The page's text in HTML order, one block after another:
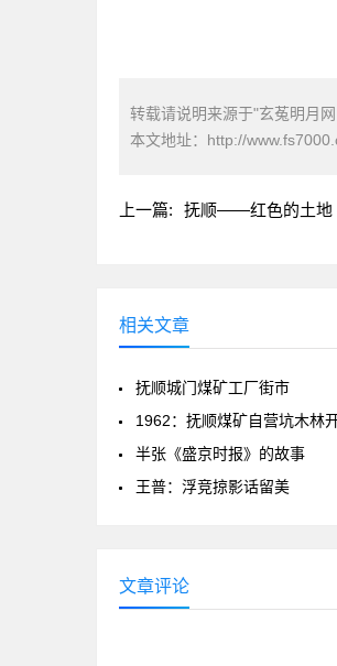
转载请说明来源于"玄菟明月
本文地址： http://
上一篇: 抚顺——红色的土地
相关文章
抚顺城门煤矿工厂街市
1962：抚顺煤矿自营坑木林
半张《盛京时报》的故事
王普：浮竞掠影话留美
文章评论